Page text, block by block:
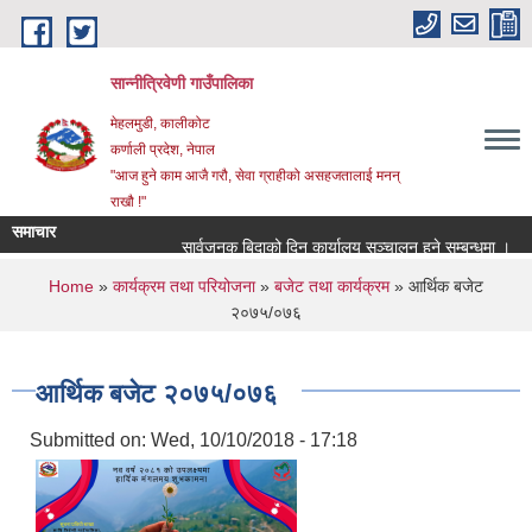
Skip to main content
सान्नीत्रिवेणी गाउँपालिका
मेहलमुडी, कालीकोट
कर्णाली प्रदेश, नेपाल
"आज हुने काम आजै गरौ, सेवा ग्राहीको असहजतालाई मनन्
राखौ !"
समाचार
सार्वजनुक बिदाको दिन कार्यालय सञ्चालन हुने सम्बन्धमा ।
You are here
Home » कार्यक्रम तथा परियोजना» बजेट तथा कार्यक्रम» आर्थिक बजेट
२०७५/०७६
आर्थिक बजेट २०७५/०७६
Submitted on: Wed, 10/10/2018 - 17:18